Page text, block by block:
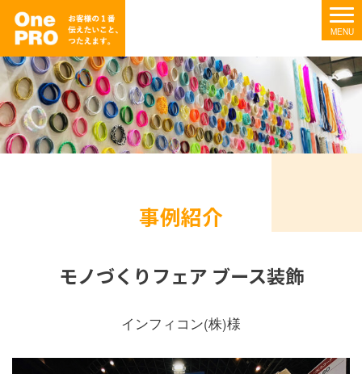
事例紹介
モノづくりフェア ブース装飾
インフィコン(株)様